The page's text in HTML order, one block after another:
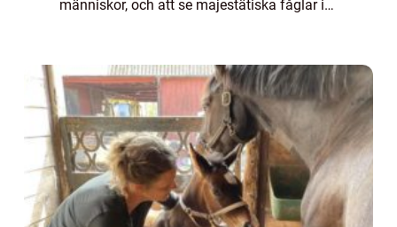
människor, och att se majestätiska fåglar i
utforska ...